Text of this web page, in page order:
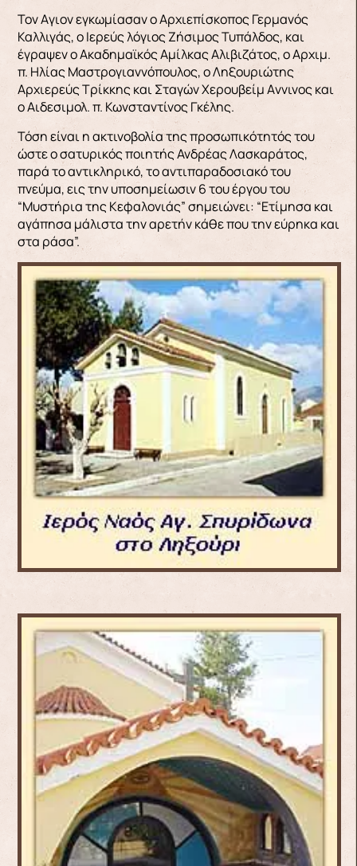
Τον Aγιον εγκωμίασαν ο Αρχιεπίσκοπος Γερμανός
Καλλιγάς, ο Ιερεύς λόγιος Ζήσιμος Τυπάλδος, και
έγραψεν ο Ακαδημαϊκός Αμίλκας Αλιβιζάτος, ο Αρχιμ.
π. Ηλίας Μαστρογιαννόπουλος, ο Ληξουριώτης
Αρχιερεύς Τρίκκης και Σταγών Χερουβείμ Aννινος και
ο Αιδεσιμολ. π. Κωνσταντίνος Γκέλης.
Τόση είναι η ακτινοβολία της προσωπικότητός του
ώστε ο σατυρικός ποιητής Ανδρέας Λασκαράτος,
παρά το αντικληρικό, το αντιπαραδοσιακό του
πνεύμα, εις την υποσημείωσιν 6 του έργου του
“Μυστήρια της Κεφαλονιάς” σημειώνει: “Ετίμησα και
αγάπησα μάλιστα την αρετήν κάθε που την εύρηκα και
στα ράσα”.